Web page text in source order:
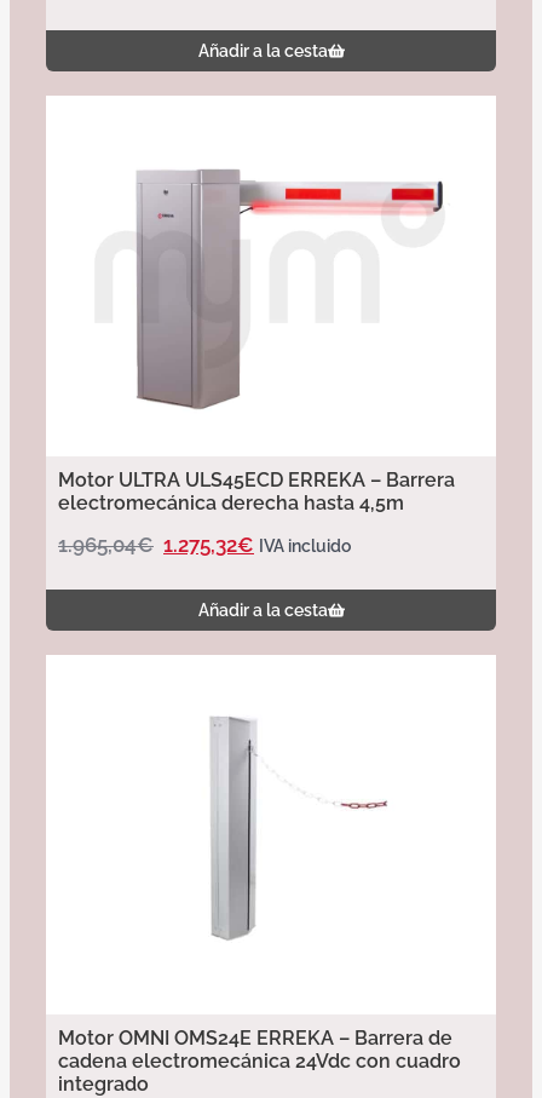
Añadir a la cesta
Motor ULTRA ULS45ECD ERREKA – Barrera
electromecánica derecha hasta 4,5m
1.965,04€ 1.275,32€ IVA incluido
Añadir a la cesta
Motor OMNI OMS24E ERREKA – Barrera de
cadena electromecánica 24Vdc con cuadro
integrado